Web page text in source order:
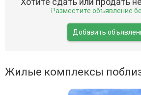
Разместите объявление
Добавить
Жилые комплексы